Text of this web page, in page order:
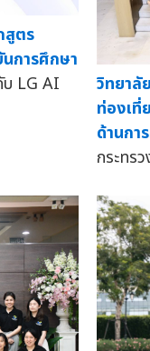
สูตร
การศึกษา
LG AI
วิทยาลั
ท่องเ
ด้านกา
กระทร